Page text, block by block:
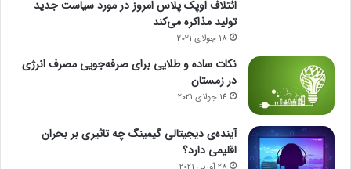
ائتلاف اوپک پلاس امروز در مورد سیاست جدید
تولید مذاکره می‌کند
18 جولای 2021
نکات ساده و طلایی برای صرفه‌جویی مصرف انرژی
در زمستان
14 جولای 2021
آینده‌ی دیجیتالی گیمینگ چه تاثیری بر بحران
اقلیمی دارد؟